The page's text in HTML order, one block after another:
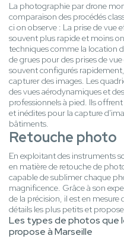
La photographie par drone
comparaison des procédés
ci on observe : La prise de vue
souvent plus rapide et moins
techniques comme la location
de grues pour des prises de
souvent configurés
capturer des images. Les
des vues aérodynamiques et
professionnels à pied. Ils
et inédites pour la capture
bâtiments.
Retouche photo
En exploitant des instruments
en matière de retouche de
capable de sublimer chaque
magnificence. Grâce à son
de la précision, il est en
détails les plus petits et
Les types de photos que
propose à Marseille